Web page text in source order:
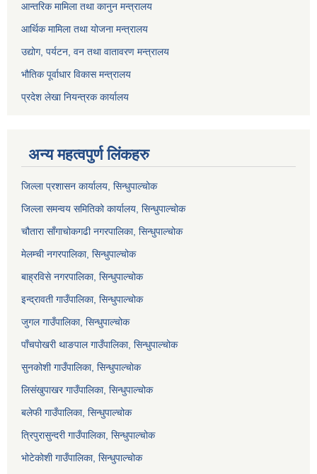
आन्तरिक मामिला तथा कानुन मन्त्रालय
आर्थिक मामिला तथा योजना मन्त्रालय
उद्योग, पर्यटन, वन तथा वातावरण मन्त्रालय
भौतिक पूर्वाधार विकास मन्त्रालय
प्रदेश लेखा नियन्त्रक कार्यालय
अन्य महत्वपुर्ण लिंकहरु
जिल्ला प्रशासन कार्यालय, सिन्धुपाल्चोक
जिल्ला समन्वय समितिको कार्यालय, सिन्धुपाल्चोक
चौतारा साँगाचोकगढी नगरपालिका, सिन्धुपाल्चोक
मेलम्ची नगरपालिका, सिन्धुपाल्चोक
बाह्रविसे नगरपालिका, सिन्धुपाल्चोक
इन्द्रावती गाउँपालिका, सिन्धुपाल्चोक
जुगल गाउँपालिका, सिन्धुपाल्चोक
पाँचपोखरी थाङपाल गाउँपालिका, सिन्धुपाल्चोक
सुनकोशी गाउँपालिका, सिन्धुपाल्चोक
लिसंखुपाखर गाउँपालिका, सिन्धुपाल्चोक
बलेफी गाउँपालिका, सिन्धुपाल्चोक
त्रिपुरासुन्दरी गाउँपालिका, सिन्धुपाल्चोक
भोटेकोशी गाउँपालिका, सिन्धुपाल्चोक